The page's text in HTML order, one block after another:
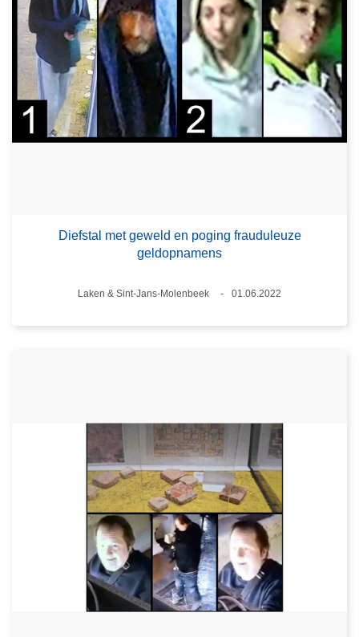
Diefstal met geweld en poging frauduleuze
geldopnamens
Plaats
Laken & Sint-Jans-Molenbeek
01.06.2022